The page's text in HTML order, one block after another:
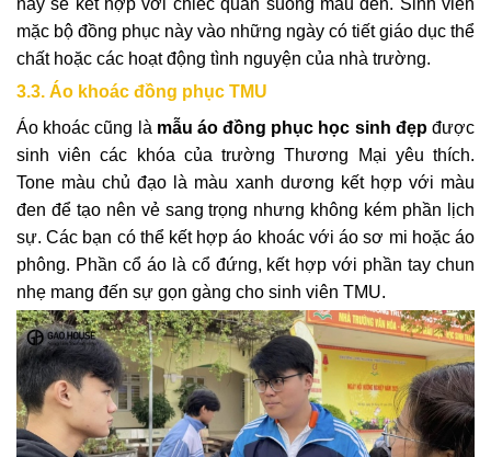
mặc bộ đồng phục này vào những ngày có tiết giáo dục thể
chất hoặc các hoạt động tình nguyện của nhà trường.
3.3. Áo khoác đồng phục TMU
Áo khoác cũng là mẫu áo đồng phục học sinh đẹpđược
sinh viên các khóa của trường Thương Mại yêu thích.
Tone màu chủ đạo là màu xanh dương kết hợp với màu
đen để tạo nên vẻ sang trọng nhưng không kém phần lịch
sự. Các bạn có thể kết hợp áo khoác với áo sơ mi hoặc áo
phông. Phần cổ áo là cổ đứng, kết hợp với phần tay chun
nhẹ mang đến sự gọn gàng cho sinh viên TMU.